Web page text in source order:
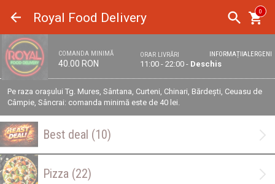
Royal Food Delivery 0
COMANDA MINIMĂ
40.00 RON
INFORMAȚIIALERGENI
ORAR LIVRĂRI
11:00 - 22:00 - Deschis
Pe raza orașului Tg. Mures, Sântana, Curteni, Chinari, Bărdești, Ceuasu de
Câmpie, Sâncrai: comanda minimă este de 40 lei.
Best deal (10)
Pizza (22)